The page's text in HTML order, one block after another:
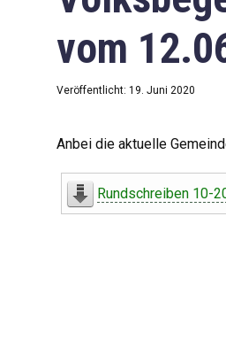
vom
Veröffentlicht: 19. Juni 2020
Anbei die aktuelle
Rundschreiben 10-